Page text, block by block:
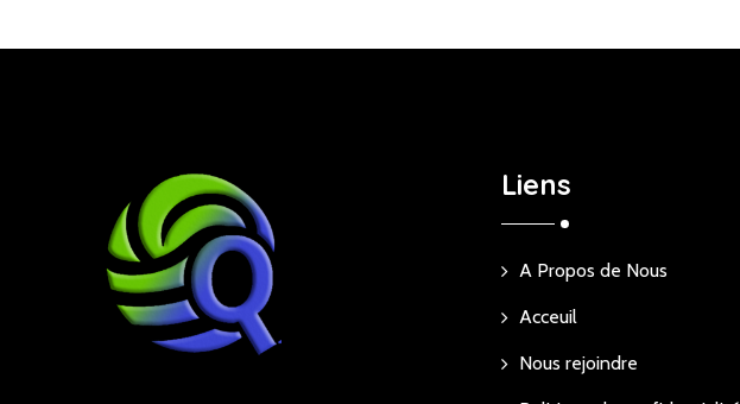
Liens
A Propos de Nous
Acceuil
Nous rejoindre